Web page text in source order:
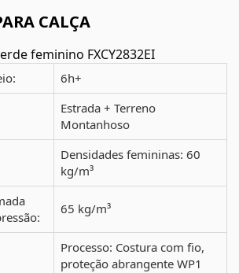
CALÇA
feminino FXCY2832EI
6h+
Estrada + Terreno
Montanhoso
Densidades femininas: 60
kg/m³
65 kg/m³
Processo: Costura com fio,
proteção abrangente WP1